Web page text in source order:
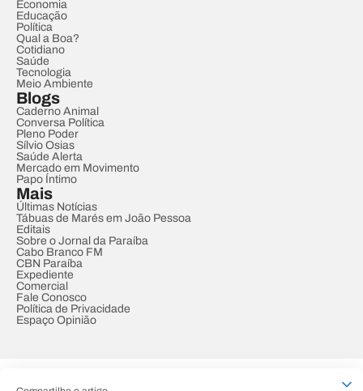
Economia
Educação
Política
Qual a Boa?
Cotidiano
Saúde
Tecnologia
Meio Ambiente
Blogs
Caderno Animal
Conversa Política
Pleno Poder
Sílvio Osias
Saúde Alerta
Mercado em Movimento
Papo Íntimo
Mais
Últimas Notícias
Tábuas de Marés em João Pessoa
Editais
Sobre o Jornal da Paraíba
Cabo Branco FM
CBN Paraíba
Expediente
Comercial
Fale Conosco
Política de Privacidade
Espaço Opinião